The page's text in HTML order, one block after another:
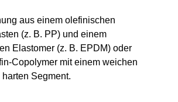
aus einem olefinischen
(z. B. PP) und einem
Elastomer (z. B. EPDM) oder
Copolymer mit einem weichen
Segment.